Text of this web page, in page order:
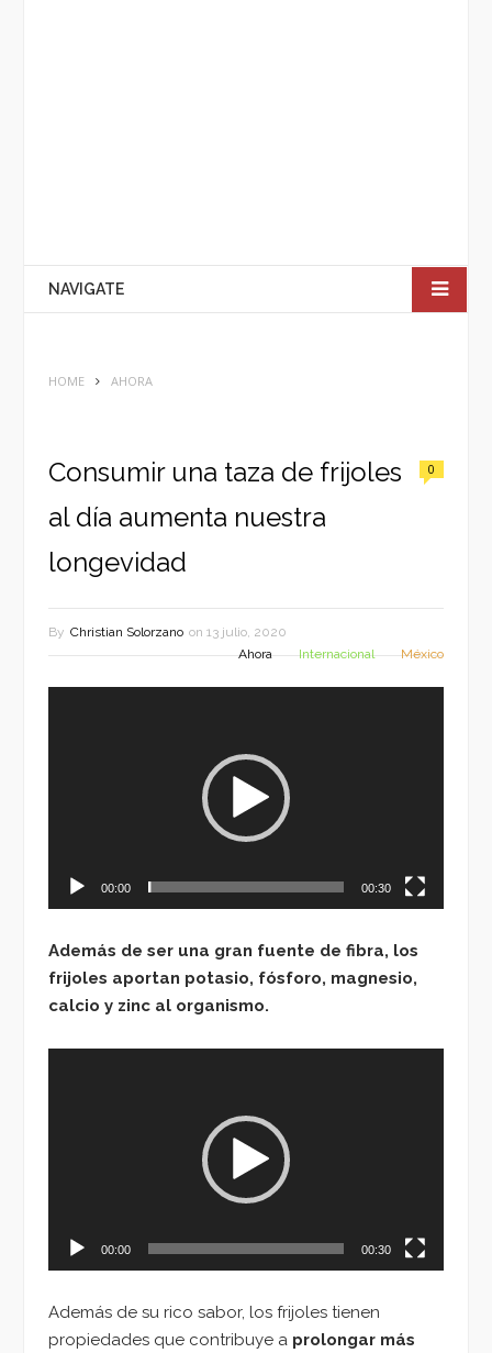
NAVIGATE
HOME AHORA
Consumir una taza de frijoles
al día aumenta nuestra
longevidad
0
By Christian Solorzano on 13 julio, 2020
Ahora
Internacional México
00:00 00:30
Además de ser una gran fuente de fibra, los
frijoles aportan potasio, fósforo, magnesio,
calcio y zinc al organismo.
00:00 00:30
Además de su rico sabor, los frijoles tienen
propiedades que contribuye a prolongar más